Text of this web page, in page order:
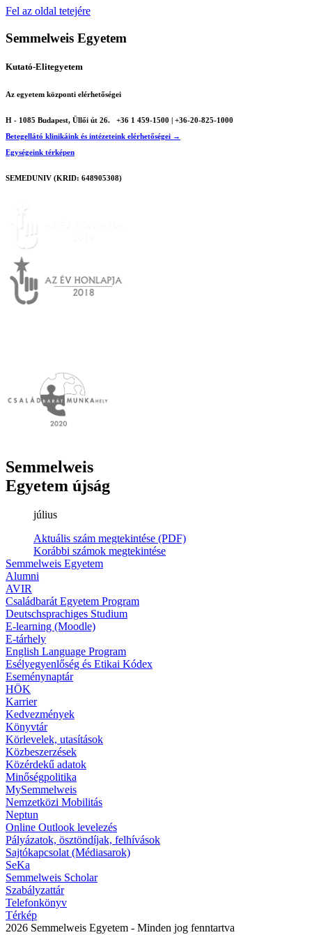
Fel az oldal tetejére
Semmelweis Egyetem
Kutató-Elitegyetem
Az egyetem központi elérhetőségei
H - 1085 Budapest, Üllői út 26.
+36 1 459-1500 | +36-20-825-1000
Betegellátó klinikáink és intézeteink elérhetőségei →
Egységeink térképen
SEMEDUNIV (KRID: 648905308)
Semmelweis
Egyetem újság
július
Aktuális szám megtekintése (PDF)
Korábbi számok megtekintése
Semmelweis Egyetem
Alumni
AVIR
Családbarát Egyetem Program
Deutschsprachiges Studium
E-learning (Moodle)
E-tárhely
English Language Program
Esélyegyenlőség és Etikai Kódex
Eseménynaptár
HÖK
Karrier
Kedvezmények
Könyvtár
Körlevelek, utasítások
Közbeszerzések
Közérdekű adatok
Minőségpolitika
MySemmelweis
Nemzetközi Mobilitás
Neptun
Online Outlook levelezés
Pályázatok, ösztöndíjak, felhívások
Sajtókapcsolat (Médiasarok)
SeKa
Semmelweis Scholar
Szabályzattár
Telefonkönyv
Térkép
2026 Semmelweis Egyetem - Minden jog fenntartva